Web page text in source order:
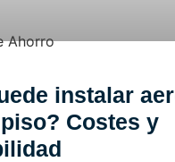
instalar
Costes y